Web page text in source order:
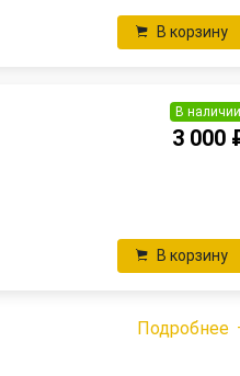
В корзину
В наличии
3 000
В корзину
Подробнее